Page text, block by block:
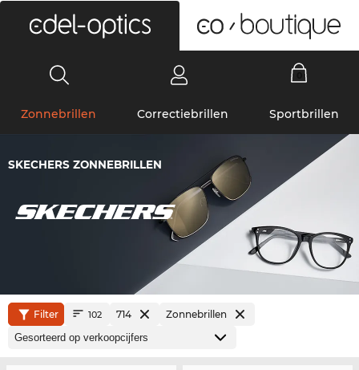
Zonnebrillen Correctiebrillen Sportbrillen
SKECHERS ZONNEBRILLEN
Filter 102 714 Zonnebrillen